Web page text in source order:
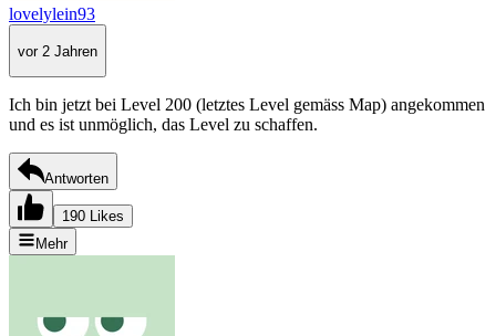
lovelylein93
vor 2 Jahren
Ich bin jetzt bei Level 200 (letztes Level gemäss Map) angekommen
und es ist unmöglich, das Level zu schaffen.
Antworten
190 Likes
Mehr